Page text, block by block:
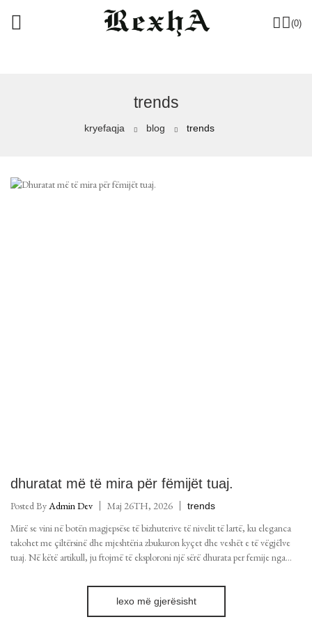
(0)
trends
kryefaqja blog trends
dhuratat më të mira për fëmijët tuaj.
Posted ByAdmin Dev Maj 26TH, 2026 trends
Mirë se vini në botën magjepsëse të bizhuterive të nivelit të lartë, ku eleganca
takohet me çiltërsinë dhe mjeshtëria zbukuron kyçet dhe veshët e të vëgjëlve
tuaj. Në këtë artikull, ju ftojmë të eksploroni një sërë dhurata per femije nga
lexo më gjerësisht